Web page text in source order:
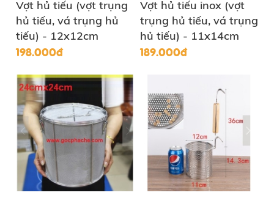
Vợt hủ tiếu (vợt trụng
hủ tiếu, vá trụng hủ
tiếu) - 12x12cm
198.000đ
Vợt hủ tiếu inox (vợt
trụng hủ tiếu, vá trụng
hủ tiếu) - 11x14cm
189.000đ